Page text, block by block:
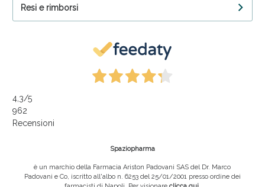
Resi e rimborsi
4,3/5
962
Recensioni
Spaziopharma
è un marchio della Farmacia Ariston Padovani SAS del Dr. Marco
Padovani e Co, iscritto all'albo n. 6253 del 25/01/2001 presso ordine dei